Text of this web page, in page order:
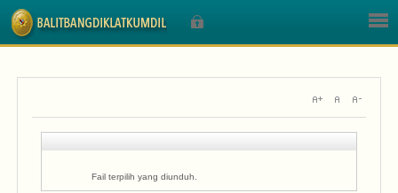
Fail terpilih yang diunduh.
Sign In
Nama Pengguna